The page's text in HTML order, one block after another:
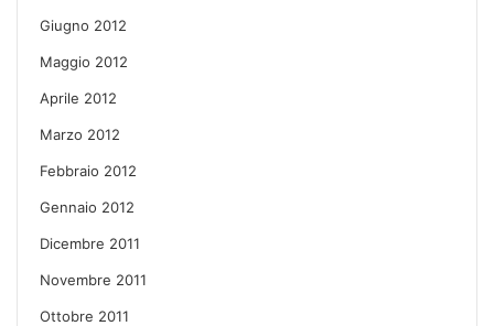
Giugno 2012
Maggio 2012
Aprile 2012
Marzo 2012
Febbraio 2012
Gennaio 2012
Dicembre 2011
Novembre 2011
Ottobre 2011